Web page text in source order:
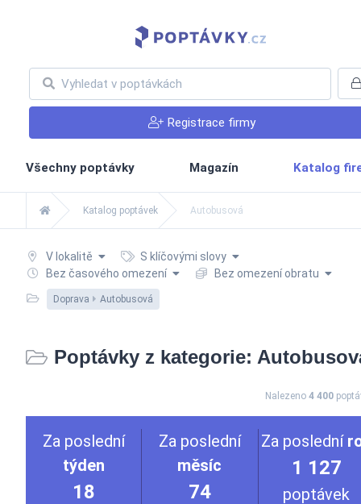
Registrace firmy
Všechny poptávky Magazín Katalog
Katalog poptávek Autobusová
V lokalitě
S klíčovými slovy
Bez časového omezení
Bez omezení obratu
Doprava Autobusová
Poptávky z kategorie:
Nalezeno 4 400
Za poslední
týden
18
Za poslední
měsíc
74
Za poslední
1 127
poptávek